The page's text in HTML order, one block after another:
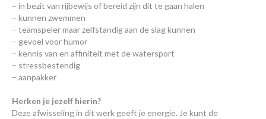
– in bezit van rijbewijs of bereid zijn dit te gaan halen
– kunnen zwemmen
– teamspeler maar zelfstandig aan de slag kunnen
– gevoel voor humor
– kennis van en affiniteit met de watersport
– stressbestendig
– aanpakker
Herken je jezelf hierin?
Deze afwisseling in dit werk geeft je energie. Je kunt de